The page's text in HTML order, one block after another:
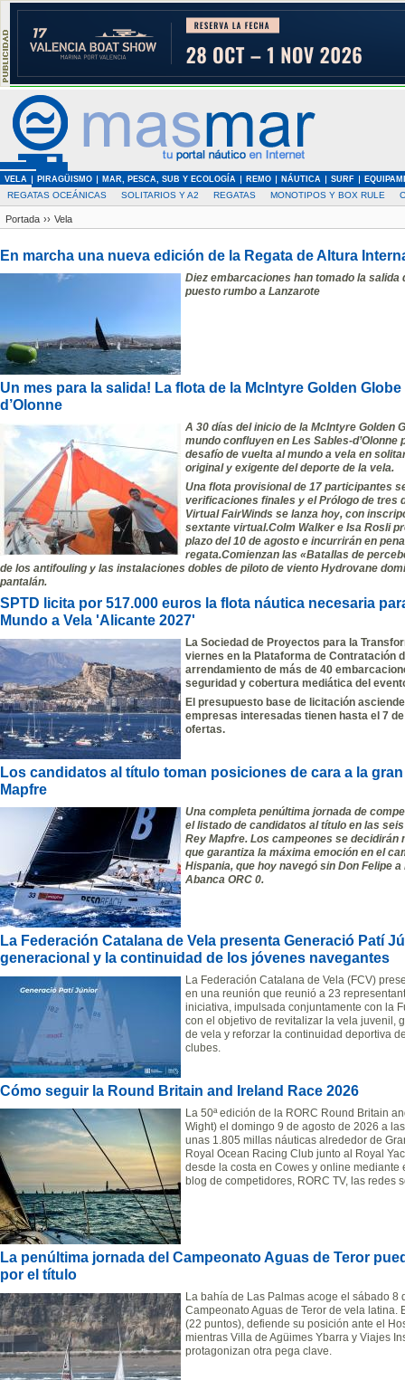
VELA PIRAGÜISMO MAR, PESCA, SUB Y ECOLOGÍA REMO NÁUTICA SURF
REGATAS OCEÁNICAS SOLITARIOS Y A2 REGATAS MONOTIPOS Y BOX RULE
Portada ›› Vela
En marcha una nueva edición de la Regata de Altura
Diez embarcaciones han tomado la
puesto rumbo a Lanzarote
Un mes para la salida! La flota de la McIntyre Golden
d’Olonne
A 30 días del inicio de la McIntyre Golden
mundo confluyen en Les Sables-
desafío de vuelta al mundo a vela en
original y exigente del deporte de la vela.
Una flota provisional de 17 participantes
verificaciones finales y el Prólogo de tres
Virtual FairWinds se lanza hoy, con
sextante virtual.Colm Walker e Isa Rosli
plazo del10 de agosto e incurrirán en
regata.Comienzan las «Batallas de
de los antifouling y las instalaciones dobles de piloto de viento Hydrovane
pantalán.
SPTD licita por 517.000 euros la flota náutica necesaria
Mundo a Vela 'Alicante 2027'
La Sociedad de Proyectos para la
viernes en la Plataforma de Contratación
arrendamiento de más de 40
seguridad y cobertura mediática del
El presupuesto base de licitación
empresas interesadas tienen hasta el 7
ofertas.
Los candidatos al título toman posiciones de cara a la
Mapfre
Una completa penúltima jornada de
el listado de candidatos al título en las
Rey Mapfre. Los campeones se decidirán
que garantiza la máxima emoción en el
Hispania, que hoy navegó sin Don Felipe
Abanca ORC 0.
La Federación Catalana de Vela presenta Generació Patí
generacional y la continuidad de los jóvenes navegantes
La Federación Catalana de Vela (FCV)
en una reunión que reunió a 23
iniciativa, impulsada conjuntamente con la
con el objetivo de revitalizar la vela juvenil,
de vela y reforzar la continuidad deportiva
clubes.
Cómo seguir la Round Britain and Ireland Race 2026
La 50ª edición de la RORC Round Britain
Wight) el domingo 9 de agosto de 2026 a
unas 1.805 millas náuticas alrededor de
Royal Ocean Racing Club junto al Royal
desde la costa en Cowes y online
blog de competidores, RORC TV, las redes
La penúltima jornada del Campeonato Aguas de Teror
por el título
La bahía de Las Palmas acoge el sábado 8
Campeonato Aguas de Teror de vela latina.
(22 puntos), defiende su posición ante el
mientras Villa de Agüimes Ybarra y Viajes
protagonizan otra pega clave.